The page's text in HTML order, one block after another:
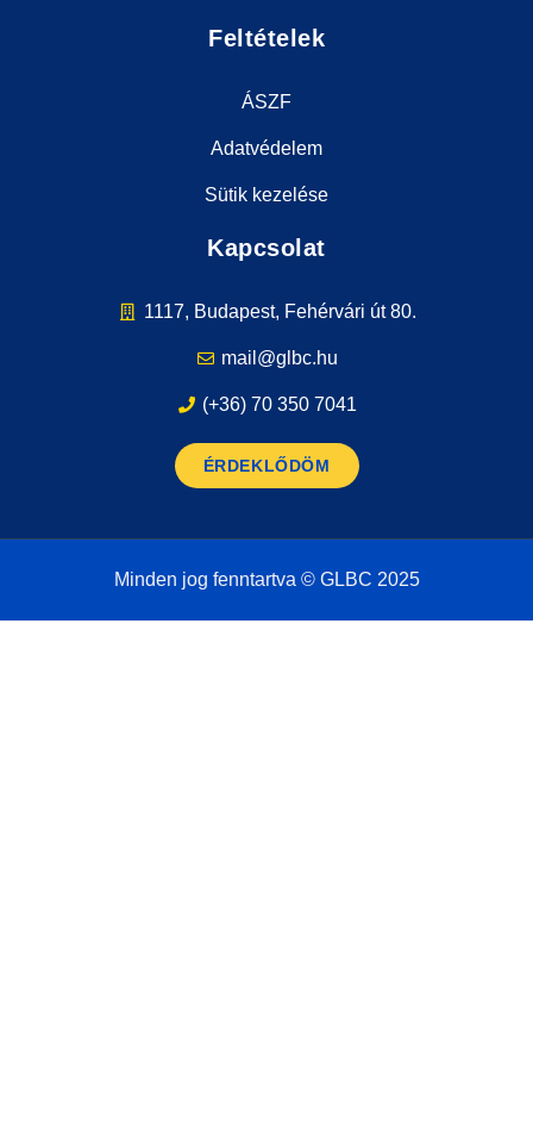
Feltételek
ÁSZF
Adatvédelem
Sütik kezelése
Kapcsolat
1117, Budapest, Fehérvári út 80.
mail@glbc.hu
(+36) 70 350 7041
ÉRDEKLŐDÖM
Minden jog fenntartva © GLBC 2025